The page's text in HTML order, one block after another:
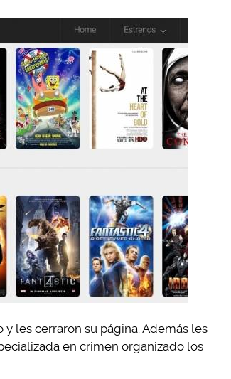
les cerraron su página. Además les
en crimen organizado los